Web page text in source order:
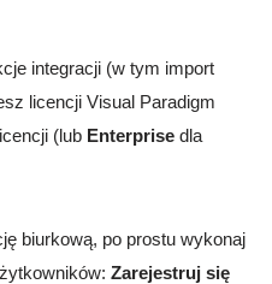
integracji (w tym import
licencji Visual Paradigm
(lub Enterprise dla
biurkową, po prostu wykonaj
Zarejestruj się